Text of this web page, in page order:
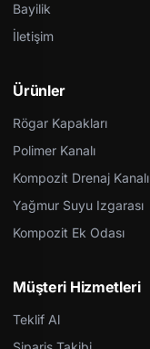
Bayilik
İletişim
Ürünler
Rögar Kapakları
Polimer Kanalı
Kompozit Drenaj Kanalı
Yağmur Suyu Izgarası
Kompozit Ek Odası
Müşteri Hizmetleri
Teklif Al